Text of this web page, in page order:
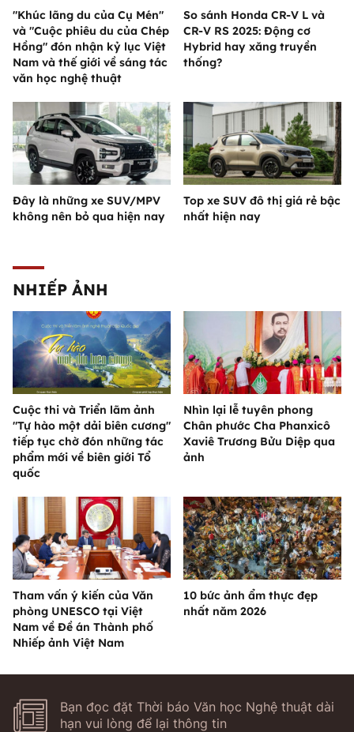
"Khúc lãng du của Cụ Mén"
và "Cuộc phiêu du của Chép
Hồng" đón nhận kỷ lục Việt
Nam và thế giới về sáng tác
văn học nghệ thuật
So sánh Honda CR-V L và
CR-V RS 2025: Động cơ
Hybrid hay xăng truyền
thống?
Đây là những xe SUV/MPV
không nên bỏ qua hiện nay
Top xe SUV đô thị giá rẻ bậc
nhất hiện nay
NHIẾP ẢNH
Cuộc thi và Triển lãm ảnh
"Tự hào một dải biên cương"
tiếp tục chờ đón những tác
phẩm mới về biên giới Tổ
quốc
Nhìn lại lễ tuyên phong
Chân phước Cha Phanxicô
Xaviê Trương Bửu Diệp qua
ảnh
Tham vấn ý kiến của Văn
phòng UNESCO tại Việt
Nam về Đề án Thành phố
Nhiếp ảnh Việt Nam
10 bức ảnh ẩm thực đẹp
nhất năm 2026
Bạn đọc đặt Thời báo Văn học Nghệ thuật dài
hạn vui lòng để lại thông tin